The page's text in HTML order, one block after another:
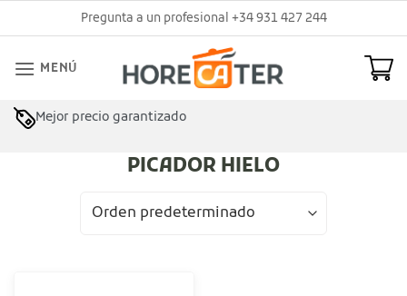
al
Pregunta a un profesional +34 931 427 244
MENÚ
Mejor precio garantizado
PICADOR HIELO